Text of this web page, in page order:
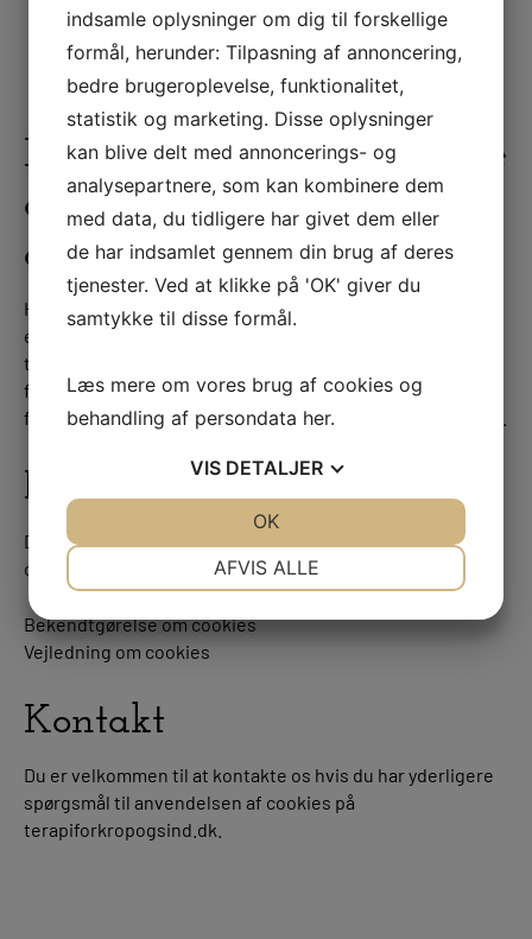
Vejledning i at slette cookies på iPad, iPhone, iPod
touch
Vejledning i at slette cookies fra Windows Phone
Hvad sker der hvis du ikke
accepterer eller sletter
cookies
Hvis du vælger at blokere for alle cookies eller sletter
eksisterende cookies på din computer, kan du stadig læse
tekst på terapiforkropogsind.dk. Dog kan der være
funktioner og services du ikke kan bruge, fordi de
forudsætter, at webstedet kan huske de valg du foretager.
Regler
De regler, der gælder for Terapi For Krop og Sind brug af
cookies, findes nedenfor.
Bekendtgørelse om cookies
Vejledning om cookies
Kontakt
Du er velkommen til at kontakte os hvis du har yderligere
spørgsmål til anvendelsen af cookies på
terapiforkropogsind.dk.
indsamle oplysninger om dig til forskellige
formål, herunder: Tilpasning af annoncering,
bedre brugeroplevelse, funktionalitet,
statistik og marketing. Disse oplysninger
kan blive delt med annoncerings- og
analysepartnere, som kan kombinere dem
med data, du tidligere har givet dem eller
de har indsamlet gennem din brug af deres
tjenester. Ved at klikke på 'OK' giver du
samtykke til disse formål.
Læs mere om vores brug af cookies og
behandling af persondata her.
VIS DETALJER
AFVIS ALLE
OK